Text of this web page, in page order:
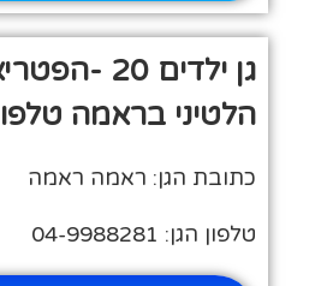
גן ילדים 20 -
הלטיני בראמה טלפון
כתובת הגן: ראמה ראמה
טלפון הגן: 04-9988281